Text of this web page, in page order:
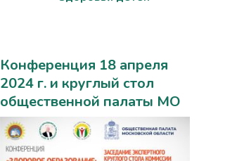
Конференция 18 апреля
2024 г. и круглый стол
общественной палаты МО